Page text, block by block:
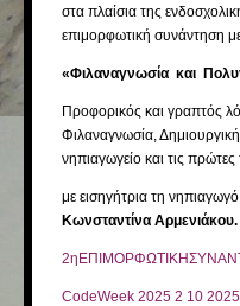
στα πλαίσια της
επιμορφωτική συνάντηση
«Φιλαναγνωσία και
Προφορικός και γραπτός
Φιλαναγνωσία,
νηπιαγωγείο και τις πρώτες
με εισηγήτρια τη
Κωνσταντίνα Αρμενιάκου.
CodeWeek 2025 2 10 2025